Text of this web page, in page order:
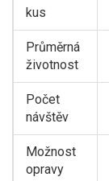
kus
Průměrná
životnost
Počet
návštěv
Možnost
opravy